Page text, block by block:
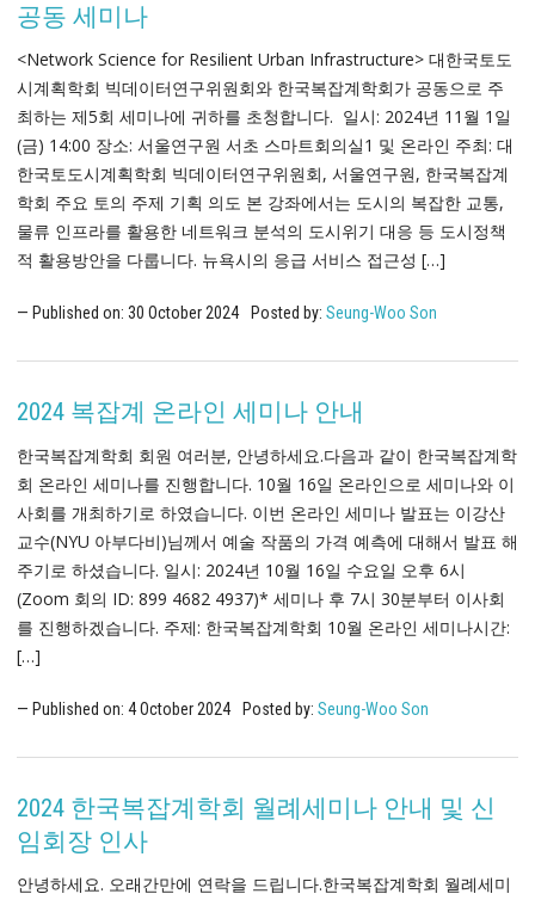
공동 세미나
<Network Science for Resilient Urban Infrastructure> 대한국토도
시계획학회 빅데이터연구위원회와 한국복잡계학회가 공동으로 주
최하는 제5회 세미나에 귀하를 초청합니다. 일시: 2024년 11월 1일
(금) 14:00 장소: 서울연구원 서초 스마트회의실1 및 온라인 주최: 대
한국토도시계획학회 빅데이터연구위원회, 서울연구원, 한국복잡계
학회 주요 토의 주제 기획 의도 본 강좌에서는 도시의 복잡한 교통,
물류 인프라를 활용한 네트워크 분석의 도시위기 대응 등 도시정책
적 활용방안을 다룹니다. 뉴욕시의 응급 서비스 접근성 […]
Published on: 30 October2024 Posted by: Seung-Woo Son
2024 복잡계 온라인 세미나 안내
한국복잡계학회 회원 여러분, 안녕하세요.다음과 같이 한국복잡계학
회 온라인 세미나를 진행합니다. 10월 16일 온라인으로 세미나와 이
사회를 개최하기로 하였습니다. 이번 온라인 세미나 발표는 이강산
교수(NYU 아부다비)님께서 예술 작품의 가격 예측에 대해서 발표 해
주기로 하셨습니다. 일시: 2024년 10월 16일 수요일 오후 6시
(Zoom 회의 ID: 899 4682 4937)* 세미나 후 7시 30분부터 이사회
를 진행하겠습니다. 주제: 한국복잡계학회 10월 온라인 세미나시간:
[…]
Published on: 4October 2024 Posted by: Seung-Woo Son
2024 한국복잡계학회 월례세미나 안내 및 신
임회장 인사
안녕하세요. 오래간만에 연락을 드립니다.한국복잡계학회 월례세미